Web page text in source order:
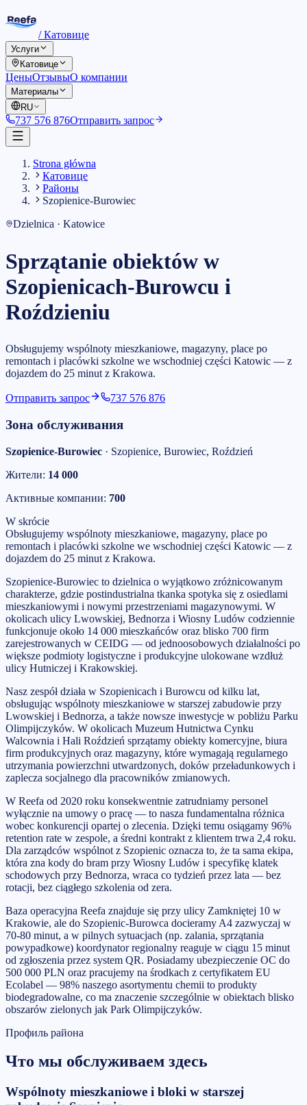
/Катовице
Услуги
Катовице
ЦеныОтзывыО компании
Материалы
RU
737 576 876Отправить запрос
Strona główna
Катовице
Районы
Szopienice-Burowiec
Dzielnica · Katowice
Sprzątanie obiektów w
Szopienicach-Burowcu i
Roździeniu
Obsługujemy wspólnoty mieszkaniowe, magazyny, place po
remontach i placówki szkolne we wschodniej części Katowic — z
dojazdem do 25 minut z Krakowa.
Отправить запрос 737 576 876
Зона обслуживания
Szopienice-Burowiec · Szopienice, Burowiec, Roździeń
Жители: 14 000
Активные компании: 700
W skrócie
Obsługujemy wspólnoty mieszkaniowe, magazyny, place po
remontach i placówki szkolne we wschodniej części Katowic — z
dojazdem do 25 minut z Krakowa.
Szopienice-Burowiec to dzielnica o wyjątkowo zróżnicowanym
charakterze, gdzie postindustrialna tkanka spotyka się z osiedlami
mieszkaniowymi i nowymi przestrzeniami magazynowymi. W
okolicach ulicy Lwowskiej, Bednorza i Wiosny Ludów codziennie
funkcjonuje około 14 000 mieszkańców oraz blisko 700 firm
zarejestrowanych w CEIDG — od jednoosobowych działalności po
większe podmioty logistyczne i produkcyjne ulokowane wzdłuż
ulicy Hutniczej i Krakowskiej.
Nasz zespół działa w Szopienicach i Burowcu od kilku lat,
obsługując wspólnoty mieszkaniowe w starszej zabudowie przy
Lwowskiej i Bednorza, a także nowsze inwestycje w pobliżu Parku
Olimpijczyków. W okolicach Muzeum Hutnictwa Cynku
Walcownia i Hali Roździeń sprzątamy obiekty komercyjne, biura
firm produkcyjnych oraz magazyny, które wymagają regularnego
utrzymania powierzchni utwardzonych, doków przeładunkowych i
zaplecza socjalnego dla pracowników zmianowych.
W Reefa od 2020 roku konsekwentnie zatrudniamy personel
wyłącznie na umowy o pracę — to nasza fundamentalna różnica
wobec konkurencji opartej o zlecenia. Dzięki temu osiągamy 96%
retention rate w zespole, a średni kontrakt z klientem trwa 2,4 roku.
Dla zarządców wspólnot z Szopienic oznacza to, że ta sama ekipa,
która zna kody do bram przy Wiosny Ludów i specyfikę klatek
schodowych przy Bednorza, wraca co tydzień przez lata — bez
rotacji, bez ciągłego szkolenia od zera.
Baza operacyjna Reefa znajduje się przy ulicy Zamkniętej 10 w
Krakowie, ale do Szopienic-Burowca docieramy A4 zazwyczaj w
70-80 minut, a w pilnych sytuacjach (np. zalania, sprzątania
powypadkowe) koordynator regionalny reaguje w ciągu 15 minut
od zgłoszenia przez system QR. Posiadamy ubezpieczenie OC do
500 000 PLN oraz pracujemy na środkach z certyfikatem EU
Ecolabel — 98% naszego asortymentu chemii to produkty
biodegradowalne, co ma znaczenie szczególnie w obiektach blisko
obszarów zielonych jak Park Olimpijczyków.
Профиль района
Что мы обслуживаем здесь
Wspólnoty mieszkaniowe i bloki w starszej